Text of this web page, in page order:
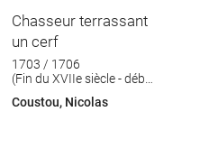
Chasseur terrassant
un cerf
1703 / 1706
(Fin du XVIIe siècle - début
du XVIIIe siècle)
Coustou, Nicolas